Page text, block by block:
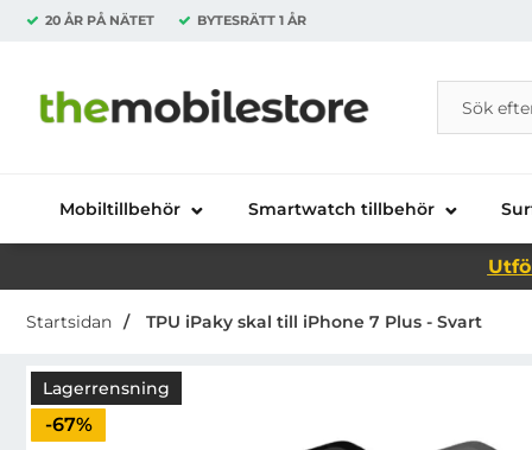
20 ÅR PÅ NÄTET BYTESRÄTT 1 ÅR
Startsidan för Danira Telecom AB
Sök
Sök på
Mobiltillbehör Smartwatch tillbehör
Startsidan TPU iPaky skal till iPhone 7 Plus - Svart
Lagerrensning
Priset är nedsatt med
-67%